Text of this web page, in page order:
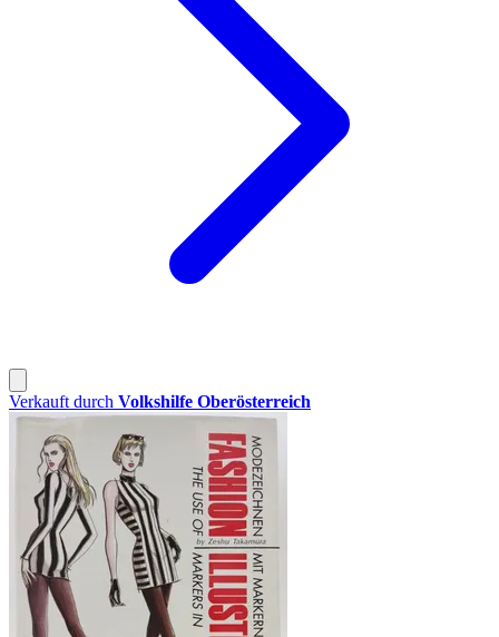
Verkauft durch Volkshilfe Oberösterreich